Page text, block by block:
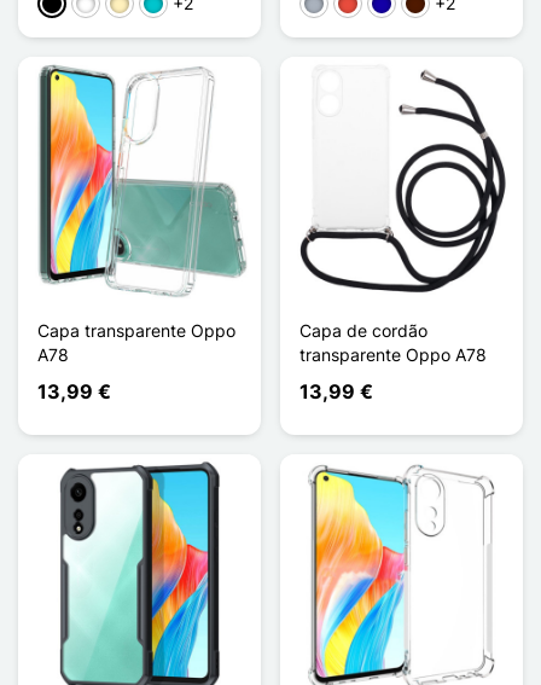
PretoBrancoOuroTurquesa CinzentoVermelhoAzul Escuro
Castanho escuro
Capa transparente Oppo
A78
13,99 €
Capa de cordão
transparente Oppo A78
13,99 €